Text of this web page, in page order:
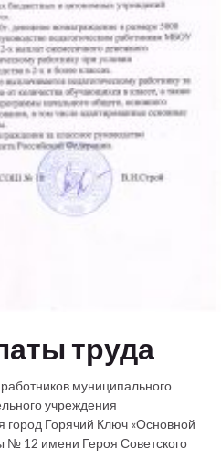
труда
муниципального
учреждения
город Горячий Ключ «Основной
12 имени Героя Советского